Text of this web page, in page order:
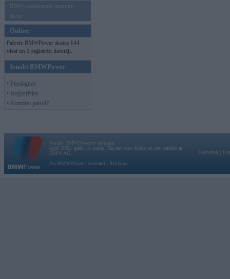
BMW konkurentu jaunumi
Moto
Online
Pašreiz BMWPower skatās 144
viesi un 1 reģistrēti lietotāji.
Ienākt BMWPower
• Pieslēgties
• Reģistrēties
• Aizmirsi paroli?
Vortāls BMWPower.lv darbojas
kopš 2002. gada 14. maija. Tas nav auto klubs un nav saistīts ar
BMW AG.
Par BMWPower
Kontakti Reklāma
Galvena